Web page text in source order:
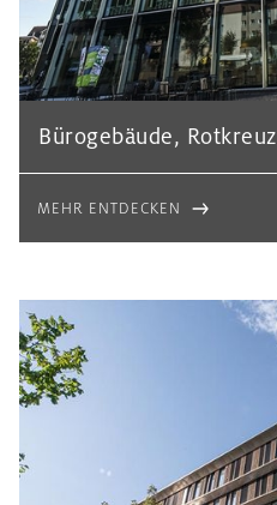
Bürogebäude, Rotkreuz
MEHR ENTDECKEN